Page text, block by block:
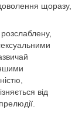
щоразу,
від